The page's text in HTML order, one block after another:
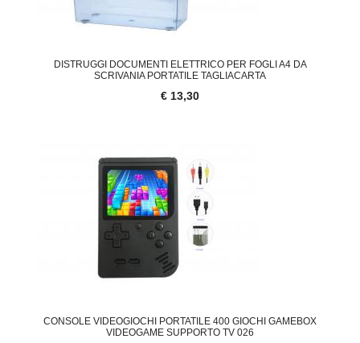
DISTRUGGI DOCUMENTI ELETTRICO PER FOGLI A4 DA
SCRIVANIA PORTATILE TAGLIACARTA
€ 13,30
CONSOLE VIDEOGIOCHI PORTATILE 400 GIOCHI GAMEBOX
VIDEOGAME SUPPORTO TV 026